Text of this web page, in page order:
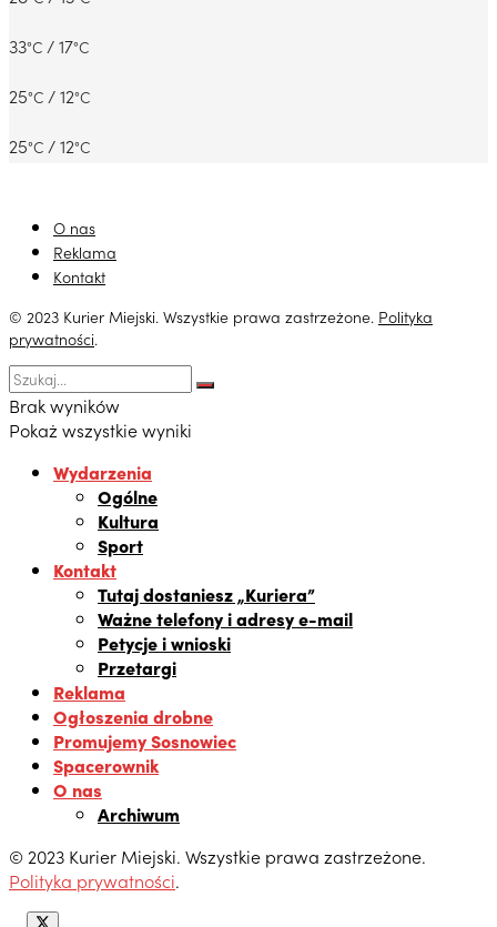
33°C / 17°C
25°C / 12°C
25°C / 12°C
O nas
Reklama
Kontakt
© 2023 Kurier Miejski. Wszystkie prawa zastrzeżone. Polityka
prywatności.
Brak wyników
Pokaż wszystkie wyniki
Wydarzenia
Ogólne
Kultura
Sport
Kontakt
Tutaj dostaniesz „Kuriera”
Ważne telefony i adresy e-mail
Petycje i wnioski
Przetargi
Reklama
Ogłoszenia drobne
Promujemy Sosnowiec
Spacerownik
O nas
Archiwum
© 2023 Kurier Miejski. Wszystkie prawa zastrzeżone.
Polityka prywatności.